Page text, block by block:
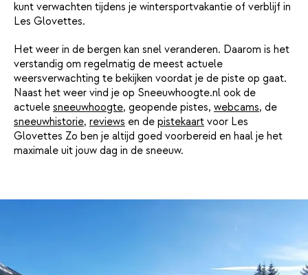
kunt verwachten tijdens je wintersportvakantie of verblijf in
Les Glovettes.
Het weer in de bergen kan snel veranderen. Daarom is het
verstandig om regelmatig de meest actuele
weersverwachting te bekijken voordat je de piste op gaat.
Naast het weer vind je op Sneeuwhoogte.nl ook de
actuele sneeuwhoogte, geopende pistes, webcams, de
sneeuwhistorie, reviews en de pistekaart voor Les
Glovettes Zo ben je altijd goed voorbereid en haal je het
maximale uit jouw dag in de sneeuw.